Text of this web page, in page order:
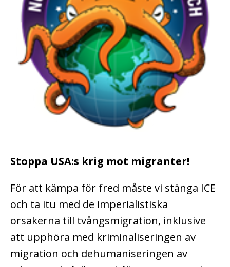
Stoppa USA:s krig mot migranter!
För att kämpa för fred måste vi stänga ICE
och ta itu med de imperialistiska
orsakerna till tvångsmigration, inklusive
att upphöra med kriminaliseringen av
migration och dehumaniseringen av